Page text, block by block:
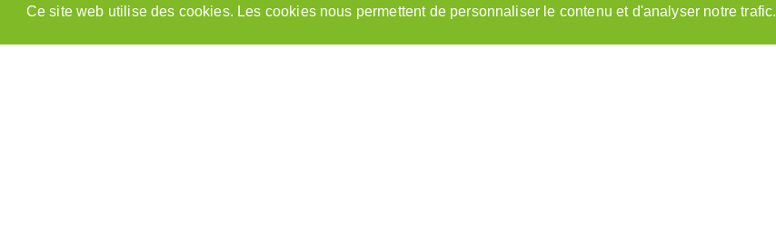
Ce site web utilise des cookies. Les cookies nous permettent de personnaliser le contenu et d'analyser notre trafic.